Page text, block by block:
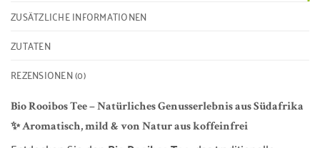
ZUSÄTZLICHE INFORMATIONEN
ZUTATEN
REZENSIONEN (0)
Bio Rooibos Tee – Natürliches Genusserlebnis aus Südafrika
✨ Aromatisch, mild & von Natur aus koffeinfrei